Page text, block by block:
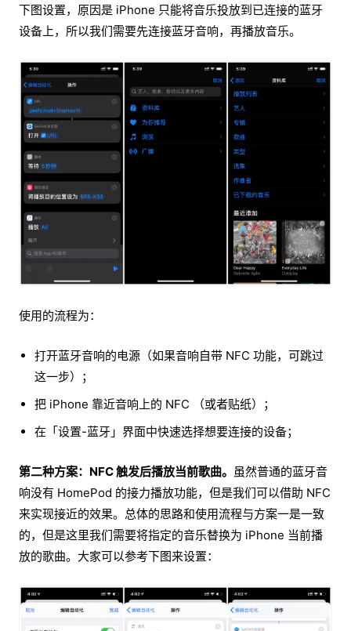
下图设置，原因是 iPhone 只能将音乐投放到已连接的蓝牙
设备上，所以我们需要先连接蓝牙音响，再播放音乐。
使用的流程为：
打开蓝牙音响的电源（如果音响自带 NFC 功能，可跳过
这一步）；
把 iPhone 靠近音响上的 NFC （或者贴纸）；
在「设置-蓝牙」界面中快速选择想要连接的设备；
第二种方案：NFC 触发后播放当前歌曲。 虽然普通的蓝牙音
响没有 HomePod 的接力播放功能，但是我们可以借助 NFC
来实现接近的效果。总体的思路和使用流程与方案一是一致
的，但是这里我们需要将指定的音乐替换为 iPhone 当前播
放的歌曲。大家可以参考下图来设置：